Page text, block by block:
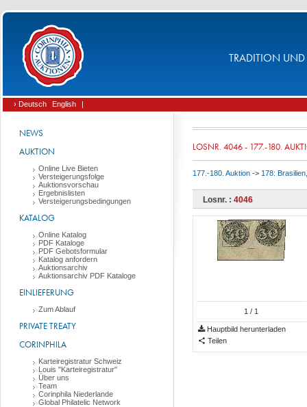
TRADITION UND
› Deutsch English |
NEWS
AUKTION
Online Live Bieten
Versteigerungsfolge
Auktionsvorschau
Ergebnislisten
Versteigerungsbedingungen
KATALOG
Online Katalog
PDF Kataloge
PDF Gebotsformular
Katalog anfordern
Auktionsarchiv
Auktionsarchiv PDF Kataloge
EINLIEFERUNG
Zum Ablauf
PRIVATE TREATY
CORINPHILA
Karteiregistratur Schweiz
Louis "Karteiregistratur"
Über uns
Team
Corinphila Niederlande
Global Philatelic Network
LOSNR. 4046 - 177.-180.
177.-180. Auktion -> 178:
Losnr. : 4046
1 / 1
Hauptbild herunterladen
Teilen